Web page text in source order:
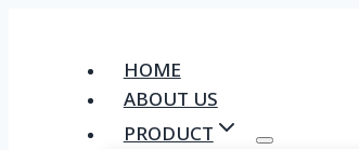
HOME
ABOUT US
PRODUCT